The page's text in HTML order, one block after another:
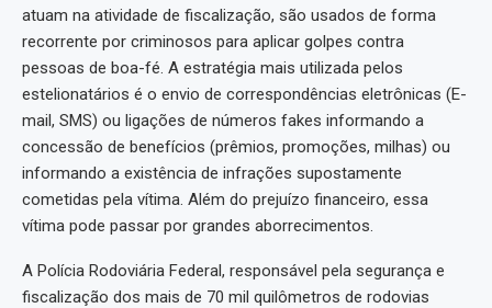
atuam na atividade de fiscalização, são usados de forma
recorrente por criminosos para aplicar golpes contra
pessoas de boa-fé. A estratégia mais utilizada pelos
estelionatários é o envio de correspondências eletrônicas (E-
mail, SMS) ou ligações de números fakes informando a
concessão de benefícios (prêmios, promoções, milhas) ou
informando a existência de infrações supostamente
cometidas pela vítima. Além do prejuízo financeiro, essa
vítima pode passar por grandes aborrecimentos.
A Polícia Rodoviária Federal, responsável pela segurança e
fiscalização dos mais de 70 mil quilômetros de rodovias